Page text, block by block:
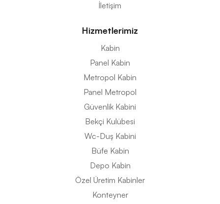
İletişim
Hizmetlerimiz
Kabin
Panel Kabin
Metropol Kabin
Panel Metropol
Güvenlik Kabini
Bekçi Kulübesi
Wc-Duş Kabini
Büfe Kabin
Depo Kabin
Özel Üretim Kabinler
Konteyner